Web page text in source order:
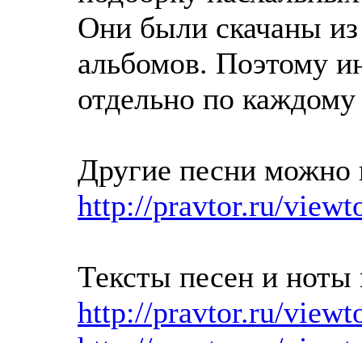
Они были скачаны из
альбомов. Поэтому
отдельно по
Другие песни можно
http://pravtor.ru/
Тексты песен и ноты
http://pravtor.ru/